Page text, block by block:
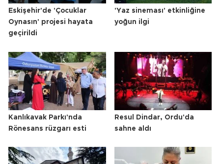
Eskişehir'de 'Çocuklar
Oynasın' projesi hayata
geçirildi
'Yaz sineması' etkinliğine
yoğun ilgi
Kanlıkavak Parkı'nda
Rönesans rüzgarı esti
Resul Dindar, Ordu'da
sahne aldı